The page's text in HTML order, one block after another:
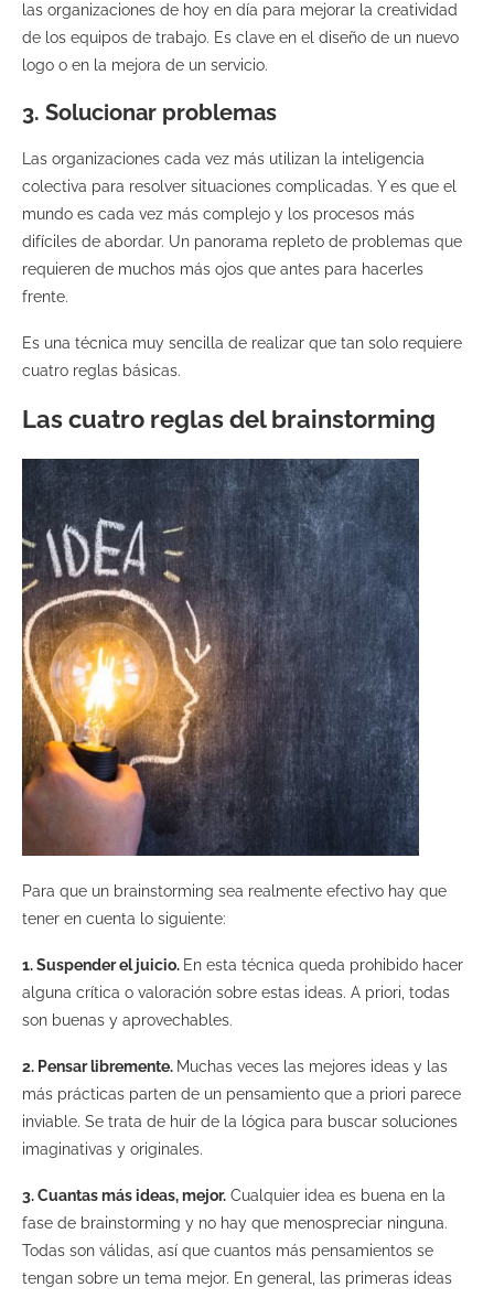
las organizaciones de hoy en día para mejorar la creatividad
de los equipos de trabajo. Es clave en el diseño de un nuevo
logo o en la mejora de un servicio.
3. Solucionar problemas
Las organizaciones cada vez más utilizan la inteligencia
colectiva para resolver situaciones complicadas. Y es que el
mundo es cada vez más complejo y los procesos más
difíciles de abordar. Un panorama repleto de problemas que
requieren de muchos más ojos que antes para hacerles
frente.
Es una técnica muy sencilla de realizar que tan solo requiere
cuatro reglas básicas.
Las cuatro reglas del brainstorming
Para que un brainstorming sea realmente efectivo hay que
tener en cuenta lo siguiente:
1. Suspender el juicio. En esta técnica queda prohibido hacer
alguna crítica o valoración sobre estas ideas. A priori, todas
son buenas y aprovechables.
2. Pensar libremente. Muchas veces las mejores ideas y las
más prácticas parten de un pensamiento que a priori parece
inviable. Se trata de huir de la lógica para buscar soluciones
imaginativas y originales.
3. Cuantas más ideas, mejor. Cualquier idea es buena en la
fase de brainstorming y no hay que menospreciar ninguna.
Todas son válidas, así que cuantos más pensamientos se
tengan sobre un tema mejor. En general, las primeras ideas